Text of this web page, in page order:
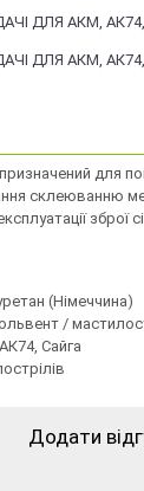
для
склеюванню
зброї
(Німеччина)
/
Сайга
Додати